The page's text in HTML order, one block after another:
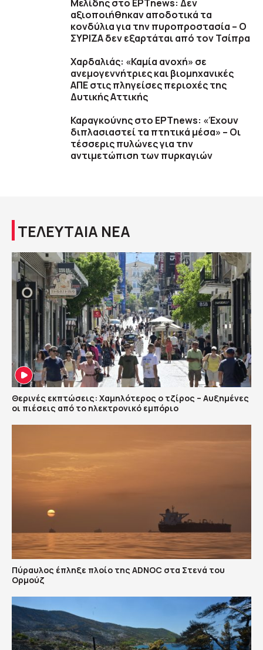
Μελίδης στο ΕΡΤnews: Δεν
αξιοποιήθηκαν αποδοτικά τα
κονδύλια για την πυροπροστασία – Ο
ΣΥΡΙΖΑ δεν εξαρτάται από τον Τσίπρα
Χαρδαλιάς: «Καμία ανοχή» σε
ανεμογεννήτριες και βιομηχανικές
ΑΠΕ στις πληγείσες περιοχές της
Δυτικής Αττικής
Καραγκούνης στο ΕΡΤnews: «Έχουν
διπλασιαστεί τα πτητικά μέσα» – Οι
τέσσερις πυλώνες για την
αντιμετώπιση των πυρκαγιών
ΤΕΛΕΥΤΑΙΑ ΝΕΑ
Θερινές εκπτώσεις: Χαμηλότερος ο τζίρος – Αυξημένες
οι πιέσεις από το ηλεκτρονικό εμπόριο
Πύραυλος έπληξε πλοίο της ADNOC στα Στενά του
Ορμούζ